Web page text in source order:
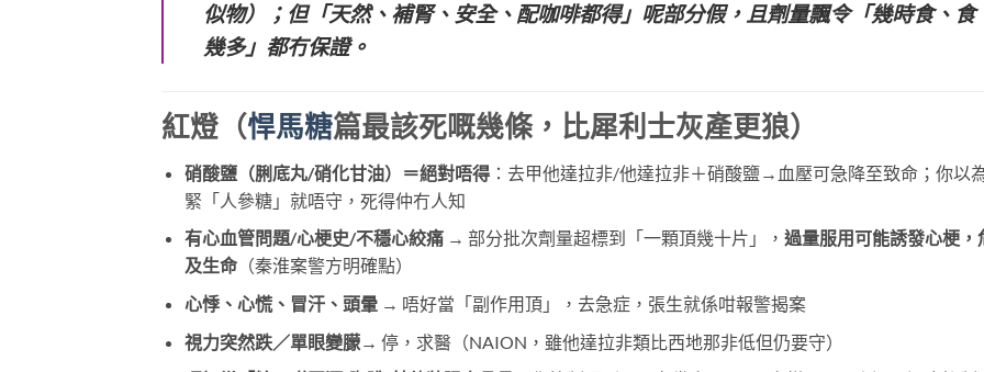
似物）；但「天然、補腎、安全、配咖啡都得」呢部分假，且劑量飄令「幾時食、食
幾多」都冇保證。
紅燈（悍馬糖篇最該死嘅幾條，比犀利士灰產更狼）
硝酸鹽（脷底丸/硝化甘油）＝絕對唔得：去甲他達拉非/他達拉非＋硝酸鹽→血壓可急降至致命；你以
緊「人參糖」就唔守，死得仲冇人知
有心血管問題/心梗史/不穩心絞痛​ → 部分批次劑量超標到「一顆頂幾十片」， 過量服用可能誘發心梗，
及生命（秦淮案警方明確點）
心悸、心慌、冒汗、頭暈​ → 唔好當「副作用頂」，去急症，張生就係咁報警揭案
視力突然跌／單眼變朦→ 停，求醫（NAION，雖他達拉非類比西地那非低但仍要守）